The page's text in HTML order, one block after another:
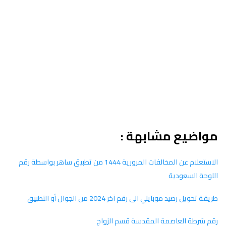
مواضيع مشابهة :
الاستعلام عن المخالفات المرورية 1444 من تطبيق ساهر بواسطة رقم
اللوحة السعودية
طريقة تحويل رصيد موبايلي الى رقم آخر 2024 من الجوال أو التطبيق
رقم شرطة العاصمة المقدسة قسم الزواج